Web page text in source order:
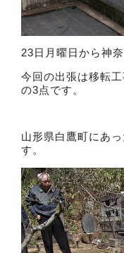
23日月曜日から神
今回の出張は移転
の3点です。
山形県白鷹町にあ
す。